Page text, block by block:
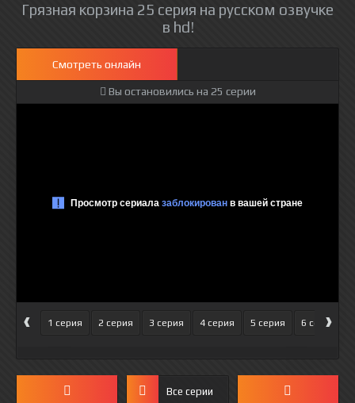
Грязная корзина 25 серия на русском озвучке
в hd!
Смотреть онлайн
Вы остановились на 25 серии
‹ 1 серия 2 серия 3 серия 4 серия 5 серия 6 серия
›
Все серии